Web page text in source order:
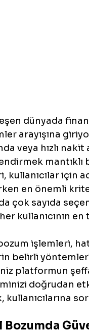
dünyada
arayışına
veya hızlı
mantıklı
kullanıcılar için
en önemli
çok sayıda
kullanıcının en
işlemleri,
belirli
platformun
doğrudan
kullanıcılarına
Bozumda